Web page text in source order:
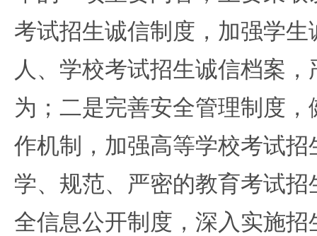
考试招生诚信制度，加强学
人、学校考试招生诚信档案
为；二是完善安全管理制度
作机制，加强高等学校考试
学、规范、严密的教育考试
全信息公开制度，深入实施招